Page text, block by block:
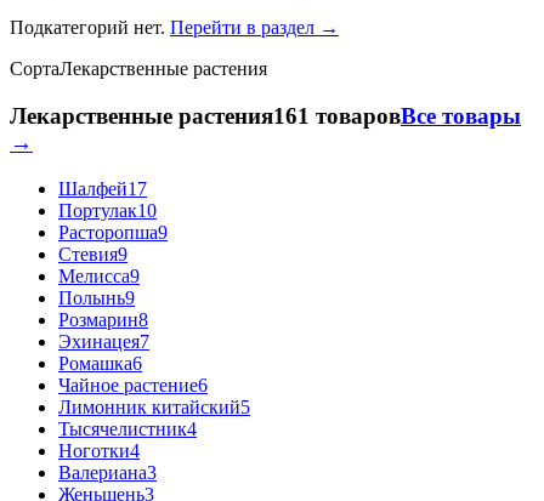
Подкатегорий нет. Перейти в раздел →
СортаЛекарственные растения
Лекарственные растения161 товаровВсе товары
→
Шалфей17
Портулак10
Расторопша9
Стевия9
Мелисса9
Полынь9
Розмарин8
Эхинацея7
Ромашка6
Чайное растение6
Лимонник китайский5
Тысячелистник4
Ноготки4
Валериана3
Женьшень3